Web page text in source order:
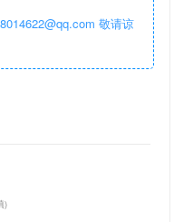
敬请谅
)